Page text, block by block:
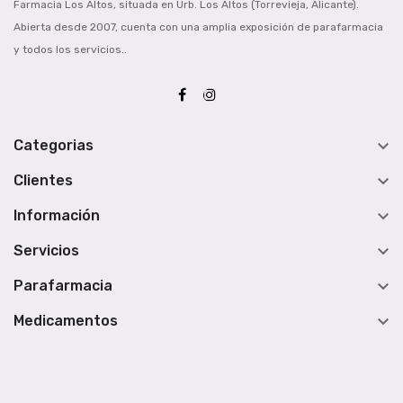
Farmacia Los Altos, situada en Urb. Los Altos (Torrevieja, Alicante).
Abierta desde 2007, cuenta con una amplia exposición de parafarmacia
y todos los servicios..
Categorias 
Clientes 
Información 
Servicios 
Parafarmacia 
Medicamentos 